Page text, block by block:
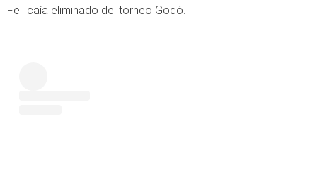
Feli caía eliminado del torneo Godó.